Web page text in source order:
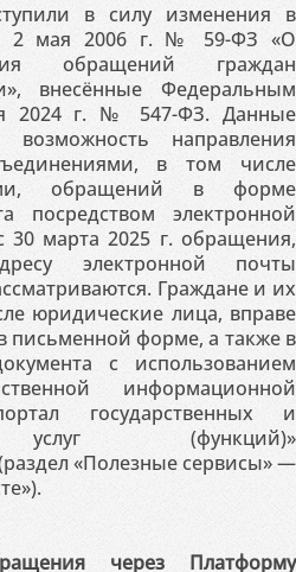
в силу изменения в
2 мая 2006 г. № 59-ФЗ «О
обращений граждан
внесённые Федеральным
2024 г. № 547-ФЗ. Данные
направления
в том числе
обращений в форме
посредством электронной
марта 2025 г. обращения,
электронной почты
Граждане и их
юридические лица, вправе
письменной форме, а также в
с использованием
информационной
государственных и
услуг (функций)»
«Полезные сервисы» —
через Платформу